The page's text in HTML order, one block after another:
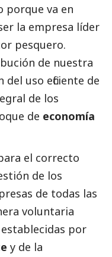
porque va en
la empresa líder
pesquero.
de nuestra
uso eficiente de
de los
de economía
el correcto
de los
de todas las
voluntaria
por
y de la